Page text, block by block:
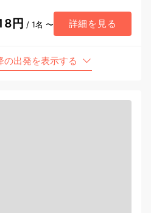
円 / 1名 〜 詳細を見る
出発を表示する